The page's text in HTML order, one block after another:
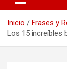
Inicio
Frases y
Los 15 increíbles